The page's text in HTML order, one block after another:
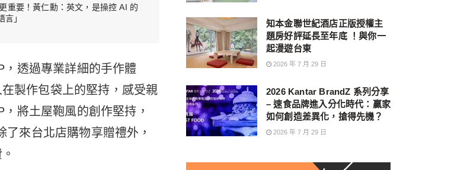
重要！黃仁勳：英文，是操控 AI 的
言」
透過專業詳細的手作體
製作包袋上的堅持，感受親
將土屋鞄風的創作堅持，
來台北店購物享贈禮外，
知本金聯世紀酒店正版授權主
題房好評延長至年底 ！與你一
起漫遊台東
2026 年 7 月 29 日
2026 Kantar BrandZ 系列分享
– 速食品牌進入分化時代：贏家
如何創造差異化，搶得先機？
2026 年 7 月 29 日